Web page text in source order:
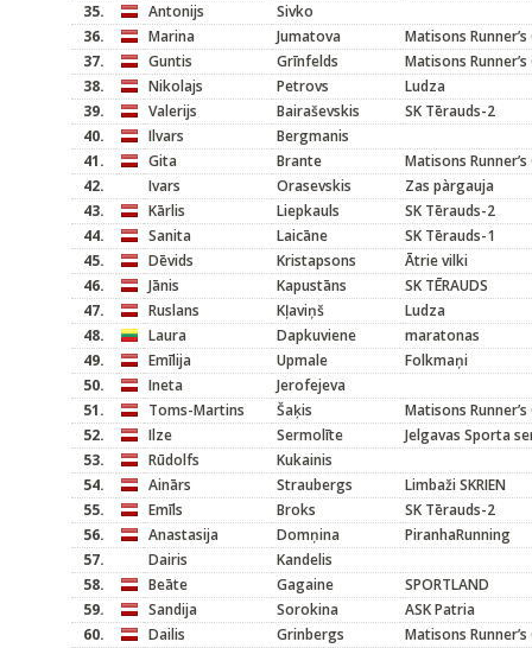
35.
Antonijs
Sivko
36.
Marina Jumatova
Matisons Runner’s
37.
Guntis Grīnfelds
Matisons Runner’s
38.
Nikolajs Petrovs
Ludza
39.
Valerijs Bairaševskis
SK Tērauds-2
40.
Ilvars
Bergmanis
41.
Gita Brante
Matisons Runner’s
42.
Ivars Orasevskis
Zas pàrgauja
43.
Kārlis Liepkauls
SK Tērauds-2
44.
Sanita Laicāne
SK Tērauds-1
45.
Dēvids Kristapsons
Ātrie vilki
46.
Jānis Kapustāns
SK TĒRAUDS
47.
Ruslans Kļaviņš
Ludza
48.
Laura Dapkuviene
maratonas
49.
Emīlija Upmale
Folkmaņi
50.
Ineta
Jerofejeva
51.
Toms-Martins Šaķis
Matisons Runner’s
52.
Ilze Sermolīte
Jelgavas Sporta
53.
Rūdolfs
Kukainis
54.
Ainārs Straubergs
Limbaži SKRIEN
55.
Emīls Broks
SK Tērauds-2
56.
Anastasija Domņina
PiranhaRunning
57.
Dairis
Kandelis
58.
Beāte Gagaine
SPORTLAND
59.
Sandija Sorokina
ASK Patria
60.
Dailis Grinbergs
Matisons Runner’s